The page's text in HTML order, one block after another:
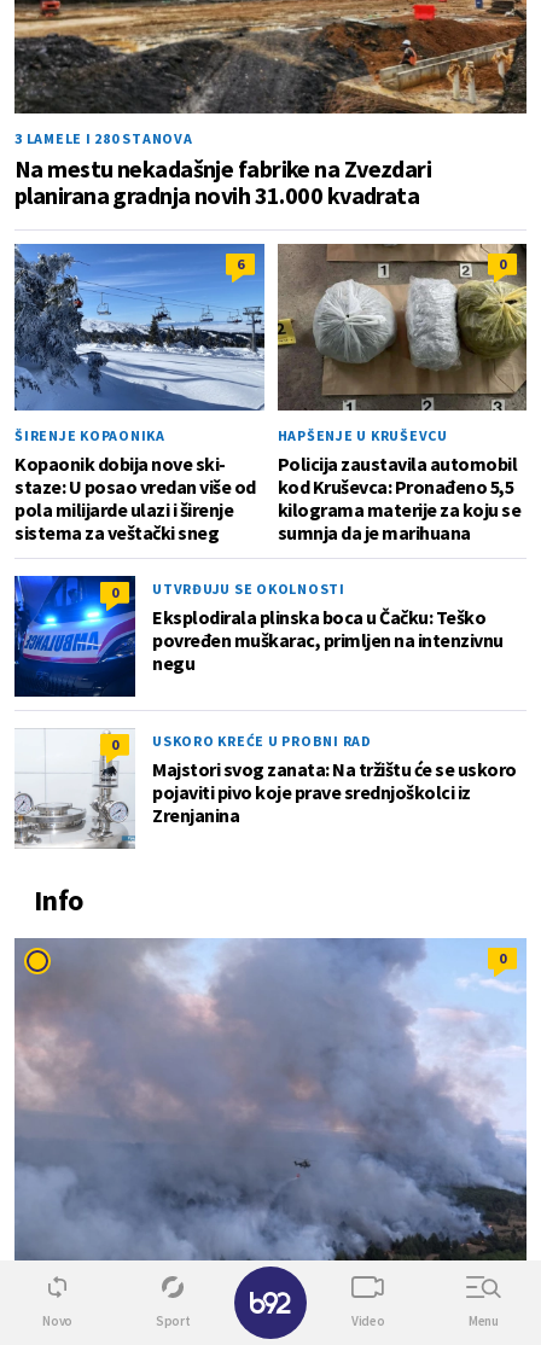
3 LAMELE I 280 STANOVA
Na mestu nekadašnje fabrike na Zvezdari
planirana gradnja novih 31.000 kvadrata
6
ŠIRENJE KOPAONIKA
Kopaonik dobija nove ski-
staze: U posao vredan više od
pola milijarde ulazi i širenje
sistema za veštački sneg
0
HAPŠENJE U KRUŠEVCU
Policija zaustavila automobil
kod Kruševca: Pronađeno 5,5
kilograma materije za koju se
sumnja da je marihuana
0 UTVRĐUJU SE OKOLNOSTI
Eksplodirala plinska boca u Čačku: Teško
povređen muškarac, primljen na intenzivnu
negu
0 USKORO KREĆE U PROBNI RAD
Majstori svog zanata: Na tržištu će se uskoro
pojaviti pivo koje prave srednjoškolci iz
Zrenjanina
Info
0
Požar u Peščari i dalje bukti: Helikopteri
Novo Sport Video Menu
✕